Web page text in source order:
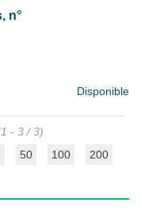
, n°
Disponible
- 3 / 3)
50 100 200